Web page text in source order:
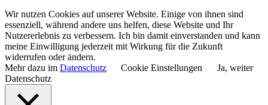
Wir nutzen Cookies auf unserer Website. Einige von ihnen sind
essenziell, während andere uns helfen, diese Website und Ihr
Nutzererlebnis zu verbessern. Ich bin damit einverstanden und kann
meine Einwilligung jederzeit mit Wirkung für die Zukunft
widerrufen oder ändern.
Mehr dazu im Datenschutz Cookie Einstellungen
Ja, weiter
Datenschutz